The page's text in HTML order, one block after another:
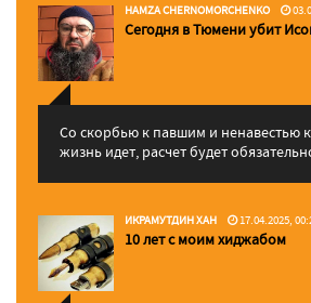
HAMZA CHERNOMORCHENKO
Сегодня в Тюмени убит
Со скорбью к павшим и ненавестью
жизнь идет, расчет будет
ИКРАМУТДИН ХАН 17.04.2025,
10 лет с моим хиджабом